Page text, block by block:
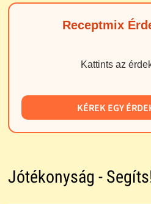
Receptmix
Kattints az
KÉREK EGY
Jótékonyság -